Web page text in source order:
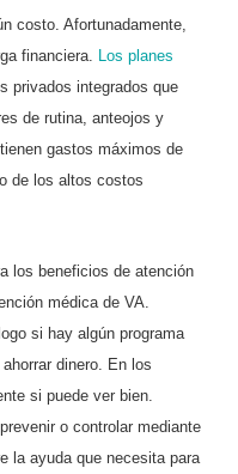
costo. Afortunadamente,
financiera. Los planes
privados integrados que
de rutina, anteojos y
gastos máximos de
de los altos costos
los beneficios de atención
médica de VA.
si hay algún programa
dinero. En los
si puede ver bien.
o controlar mediante
la ayuda que necesita para